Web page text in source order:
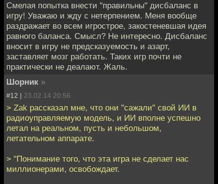
Смелая попытка внести "правильны" дисбаланс в
игру! Уважаю и жду с нетерпением. Меня вообще
раздражает во всем игрострое, закостеневшая идея
равного баланса. Смысл? Не интересно. Дисбаланс
вносит в игру не предсказуемость и азарт,
заставляет мозг работать. Таких игр почти не
практически не деалают. Жаль.
Шорник »
#12 | 23.02.14 20:56
> Zak рассказал мне, что они "сажали" свой ИИ в
радиоуправляемую модель, и ИИ вполне успешно
летал на реальном, пусть и небольшом,
летательном аппарате.
> "Понимание того, что эта игра не сделает нас
миллионерами, освобождает.